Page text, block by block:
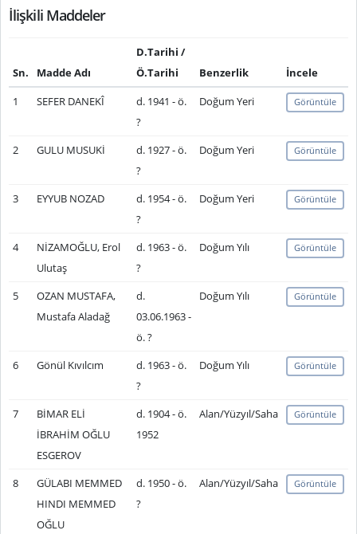
İlişkili Maddeler
Sn. Madde Adı
D.Tarihi /
Ö.Tarihi
Benzerlik
İncele
1
SEFER DANEKÎ
d. 1941 - ö.
?
Doğum Yeri Görüntüle
2 GULU MUSUKİ
d. 1927 - ö.
?
Doğum Yeri Görüntüle
3 EYYUB NOZAD
d. 1954 - ö.
?
Doğum Yeri Görüntüle
4
NİZAMOĞLU, Erol
Ulutaş
d. 1963 - ö.
?
Doğum Yılı Görüntüle
5
OZAN MUSTAFA,
Mustafa Aladağ
d.
03.06.1963 -
ö. ?
Doğum Yılı Görüntüle
6 Gönül Kıvılcım
d. 1963 - ö.
?
Doğum Yılı Görüntüle
7
BİMAR ELİ
İBRAHİM OĞLU
ESGEROV
d. 1904 - ö.
1952
Alan/Yüzyıl/Saha Görüntüle
8
GÜLABI MEMMED
HINDI MEMMED
OĞLU
d. 1950 - ö.
?
Alan/Yüzyıl/Saha Görüntüle